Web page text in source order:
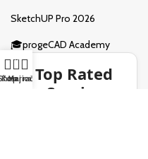
SketchUP Pro 2026
🎓progeCAD Academy
Top Rated
Service
0
Košarica
Moj račun